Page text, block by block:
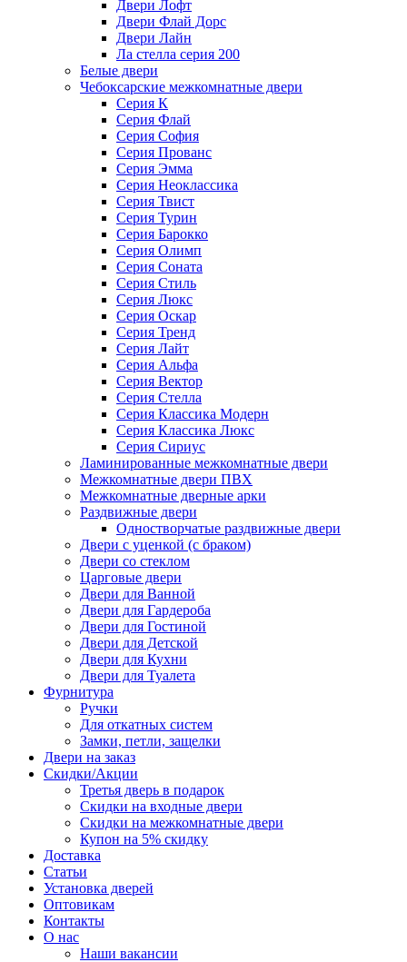
Двери Лофт
Двери Флай Дорс
Двери Лайн
Ла стелла серия 200
Белые двери
Чебоксарские межкомнатные двери
Серия К
Серия Флай
Серия София
Серия Прованс
Серия Эмма
Серия Неоклассика
Серия Твист
Серия Турин
Серия Барокко
Серия Олимп
Серия Соната
Серия Стиль
Серия Люкс
Серия Оскар
Серия Тренд
Серия Лайт
Серия Альфа
Серия Вектор
Серия Стелла
Серия Классика Модерн
Серия Классика Люкс
Серия Сириус
Ламинированные межкомнатные двери
Межкомнатные двери ПВХ
Межкомнатные дверные арки
Раздвижные двери
Одностворчатые раздвижные двери
Двери с уценкой (с браком)
Двери со стеклом
Царговые двери
Двери для Ванной
Двери для Гардероба
Двери для Гостиной
Двери для Детской
Двери для Кухни
Двери для Туалета
Фурнитура
Ручки
Для откатных систем
Замки, петли, защелки
Двери на заказ
Скидки/Акции
Третья дверь в подарок
Скидки на входные двери
Скидки на межкомнатные двери
Купон на 5% скидку
Доставка
Статьи
Установка дверей
Оптовикам
Контакты
О нас
Наши вакансии